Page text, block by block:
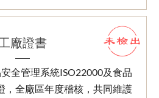
廠證書
全管理系統ISO22000及食品
，全廠區年度稽核，共同維護